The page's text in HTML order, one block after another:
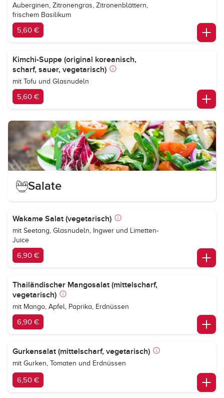
Auberginen, Zitronengras, Zitronenblättern,
frischem Basilikum
5,60 €
Kimchi-Suppe (original koreanisch,
scharf, sauer, vegetarisch)
mit Tofu und Glasnudeln
5,60 €
Salate
Wakame Salat (vegetarisch)
mit Seetang, Glasnudeln, Ingwer und Limetten-
Juice
6,90 €
Thailändischer Mangosalat (mittelscharf,
vegetarisch)
mit Mango, Apfel, Paprika, Erdnüssen
6,90 €
Gurkensalat (mittelscharf, vegetarisch)
mit Gurken, Tomaten und Erdnüssen
6,50 €